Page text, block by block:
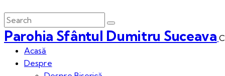
Parohia Sfântul Dumitru Suceava
Acasă
Despre